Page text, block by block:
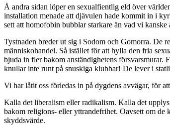
Å andra sidan löper en sexualfientlig eld över
installation menade att djävulen hade kommit in i
sett att homofobin bubblar starkare än vad vi
Tystnaden breder ut sig i Sodom och Gomorra. De
människohandel. Så istället för att hylla den fria
bjuda in fler bakom anständighetens
knullar inte runt på snuskiga klubbar! De lever i
Vi har låtit oss förledas in på dygdens avvägar, för
Kalla det liberalism eller radikalism. Kalla det
bakom religions- eller yttrandefrihet. Oavsett om
skyddsvärde.